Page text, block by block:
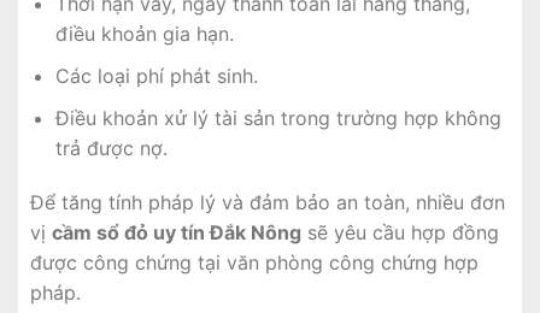
điều khoản gia hạn.
Các loại phí phát sinh.
Điều khoản xử lý tài sản trong trường hợp không
trả được nợ.
Để tăng tính pháp lý và đảm bảo an toàn, nhiều đơn
vị cầm sổ đỏ uy tín Đắk Nông sẽ yêu cầu hợp đồng
được công chứng tại văn phòng công chứng hợp
pháp.